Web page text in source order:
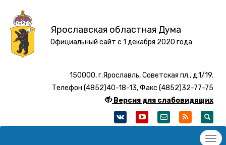
Ярославская областная Дума
Официальный сайт с 1 декабря 2020 года
150000, г.Ярославль, Советская пл., д.1/19.
Телефон (4852)40-18-13, Факс (4852)32-77-75
Версия для слабовидящих